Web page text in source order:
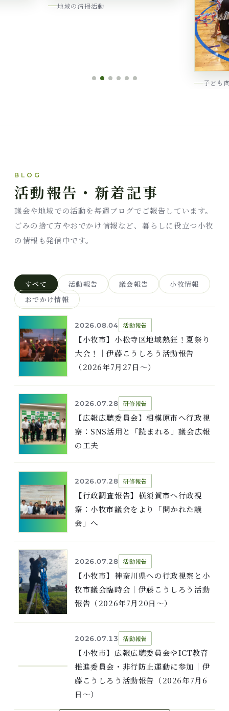
子ども向けイベント
地域の
BLOG
活動報告・新着記事
議会や地域での活動を毎週ブログでご報告しています。
ごみの捨て方やおでかけ情報など、暮らしに役立つ小牧
の情報も発信中です。
すべて 活動報告 議会報告
小牧情報
おでかけ情報
2026.08.04 活動報告
【小牧市】小松寺区地域熱狂！夏祭り
大会！｜伊藤こうしろう活動報告
（2026年7月27日〜）
2026.07.28 研修報告
【広報広聴委員会】相模原市へ行政視
察：SNS活用と「読まれる」議会広報
の工夫
2026.07.28 研修報告
【行政調査報告】横須賀市へ行政視
察：小牧市議会をより「開かれた議
会」へ
2026.07.28 活動報告
【小牧市】神奈川県への行政視察と小
牧市議会臨時会｜伊藤こうしろう活動
報告（2026年7月20日〜）
2026.07.13 活動報告
【小牧市】広報広聴委員会やICT教育
推進委員会・非行防止運動に参加｜伊
藤こうしろう活動報告（2026年7月6
日〜）